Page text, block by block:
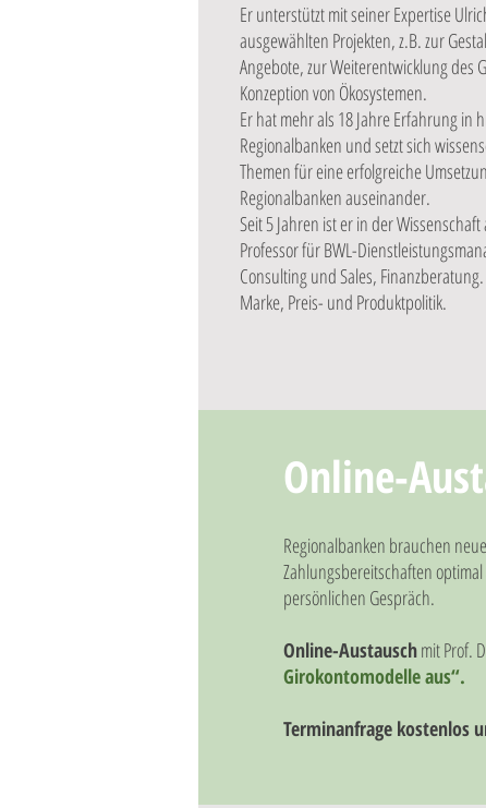
Er unterstützt mit seiner Expertise
ausgewählten Projekten, z.B. zur
Angebote, zur Weiterentwicklung des
Konzeption von Ökosystemen.
Er hat mehr als 18 Jahre Erfahrung in
Regionalbanken und setzt sich
Themen für eine erfolgreiche
Regionalbanken auseinander.
Seit 5 Jahren ist er in der
Professor für BWL-
Consulting und Sales,
Marke, Preis- und Produktpolitik.
Online-
Regionalbanken brauchen
Zahlungsbereitschaften
persönlichen Gespräch.
Online-Austauschmit Prof.
Girokontomodelle aus“.
Terminanfrage kostenlos